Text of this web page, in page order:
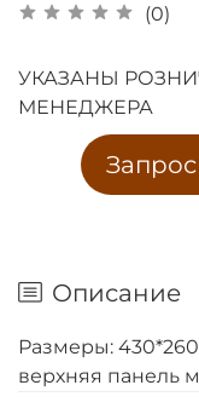
(0)
УКАЗАНЫ
МЕНЕДЖЕРА
Описание
Размеры:
верхняя панель